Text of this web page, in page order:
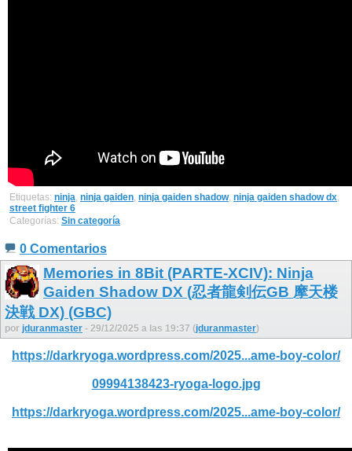
Etiquetas: ninja, ninja gaiden, ninja gaiden shadow, ninja gaiden shadow dx,
street fighter 6
Categorías: Sin categoría
0 Comentarios
Memories in 8Bit (PARTE-XCIV): Ninja
Gaiden Shadow DX (忍者龍剣伝GB 摩天楼
決戦 DX) (GBC)
por jduranmaster - 29/12/2025 a las 19:37 (jduranmaster)
https://darkryoga.wordpress.com/2025...ame-boy-color/
09994138423-ryoga-logo.jpg
https://darkryoga.wordpress.com/2025...ame-boy-color/